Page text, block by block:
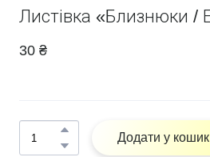
Листівка «Близнюки /
30 ₴
Додати у кошик